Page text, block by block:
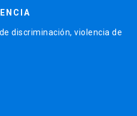
discriminación, violencia de